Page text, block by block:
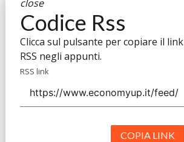
close
Codice Rss
Clicca sul pulsante per copiare il link
RSS negli appunti.
RSS link
COPIA LINK